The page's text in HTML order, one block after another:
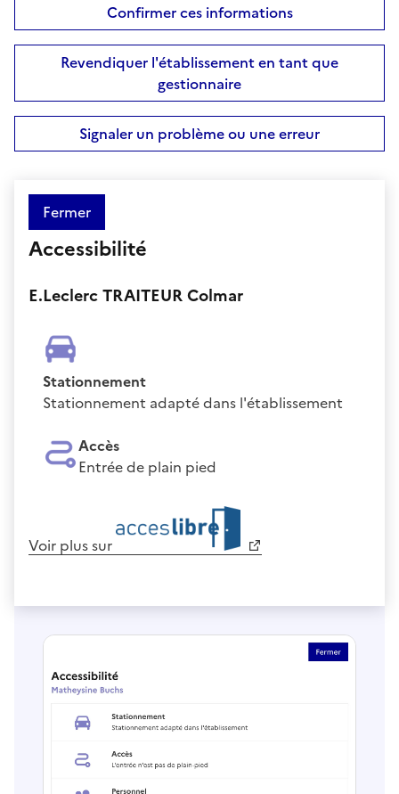
Confirmer ces informations
Revendiquer l'établissement en tant que
gestionnaire
Signaler un problème ou une erreur
Fermer
Accessibilité
E.Leclerc TRAITEUR Colmar
Stationnement
Stationnement adapté dans l'établissement
Accès
Entrée de plain pied
Voir plus sur